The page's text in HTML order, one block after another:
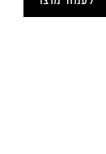
339.00 ₪.